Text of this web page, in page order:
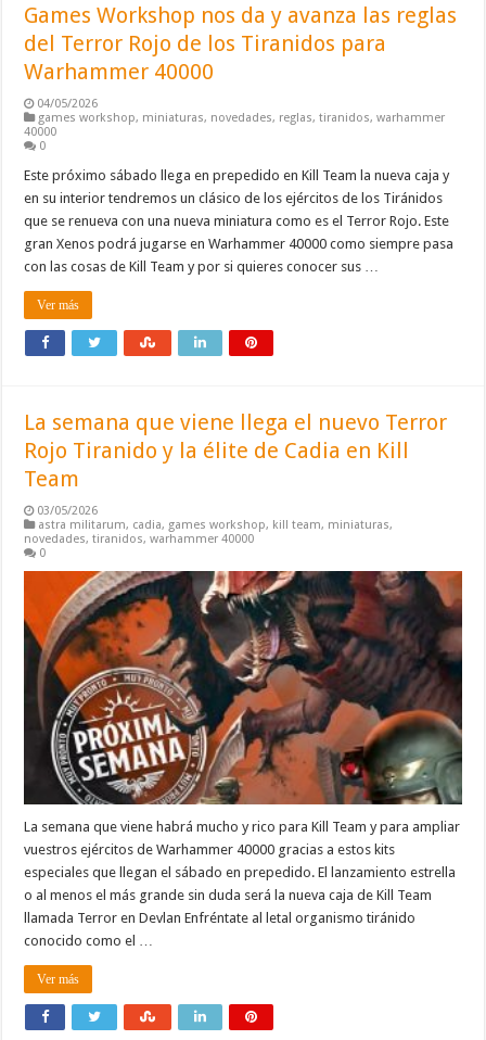
Games Workshop nos da y avanza las reglas
del Terror Rojo de los Tiranidos para
Warhammer 40000
04/05/2026
games workshop, miniaturas, novedades, reglas,tiranidos,warhammer
40000
0
Este próximo sábado llega en prepedido en Kill Team la nueva caja y
en su interior tendremos un clásico de los ejércitos de los Tiránidos
que se renueva con una nueva miniatura como es el Terror Rojo. Este
gran Xenos podrá jugarse en Warhammer 40000 como siempre pasa
con las cosas de Kill Team y por si quieres conocer sus …
Ver más
La semana que viene llega el nuevo Terror
Rojo Tiranido y la élite de Cadia en Kill
Team
03/05/2026
astra militarum, cadia, games workshop, kill team, miniaturas,
novedades,tiranidos,warhammer 40000
0
La semana que viene habrá mucho y rico para Kill Team y para ampliar
vuestros ejércitos de Warhammer 40000 gracias a estos kits
especiales que llegan el sábado en prepedido. El lanzamiento estrella
o al menos el más grande sin duda será la nueva caja de Kill Team
llamada Terror en Devlan Enfréntate al letal organismo tiránido
conocido como el …
Ver más